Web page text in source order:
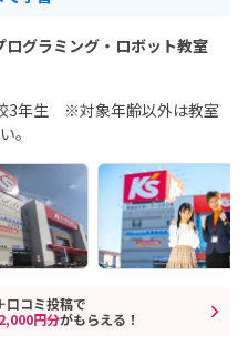
ログラミング・ロボット教室
3年生 ※対象年齢以外は教室
。
口コミ投稿で
円分がもらえる！